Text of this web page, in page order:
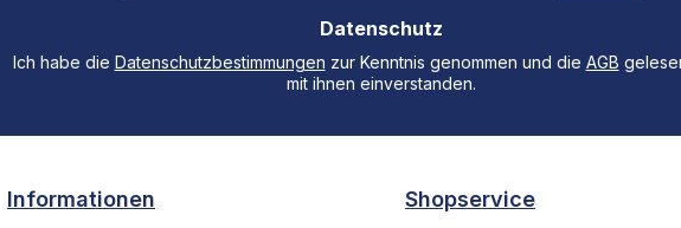
Datenschutz
Ich habe die Datenschutzbestimmungen zur Kenntnis genommen und die AGB
mit ihnen einverstanden.
Informationen Shopservice